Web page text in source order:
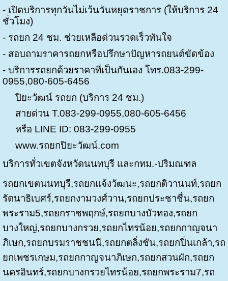
- เปิดบริการทุกวันไม่เว้นวันหยุดราชการ(ให้บริการ24
ชั่วโมง)
- รถยก 24 ชม. ช่วยเหลือด่วนรวดเร็วทันใจ
- สอบถามราคารถยกหรือปรึกษาปัญหารถยนต์ขัดข้อง
- บริการรถยกด้วยราคาที่เป็นกันเอง โทร.083-299-
0955,080-605-6456
ปิยะวัฒน์ รถยก (บริการ 24 ชม.)
สายด่วน T.083-299-0955,080-605-6456
หรือ LINE ID: 083-299-0955
www.รถยกปิยะวัฒน์.com
บริการทั่วเขตจังหวัดนนทบุรี และกทม.-ปริมณฑล
รถยกเขตนนทบุรี,รถยกแจ้งวัฒนะ,รถยกติวานนท์,รถยก
รัตนาธิเบศร์,รถยกงามวงศ์วาน,รถยกประชาชื่น,รถยก
พระราม5,รถยกราชพฤกษ์,รถยกบางบัวทอง,รถยก
บางใหญ่,รถยกบางกรวย,รถยกไทรน้อย,รถยกกาญจนา
ภิเษก,รถยกบรมราชชนนี,รถยกตลิ่งชัน,รถยกปิ่นเกล้า,รถ
ยกเพชรเกษม,รถยกกาญจนาภิเษก,รถยกสวนผัก,รถยก
นครอินทร์,รถยกบางกรวยไทรน้อย,รถยกพระราม7,รถ